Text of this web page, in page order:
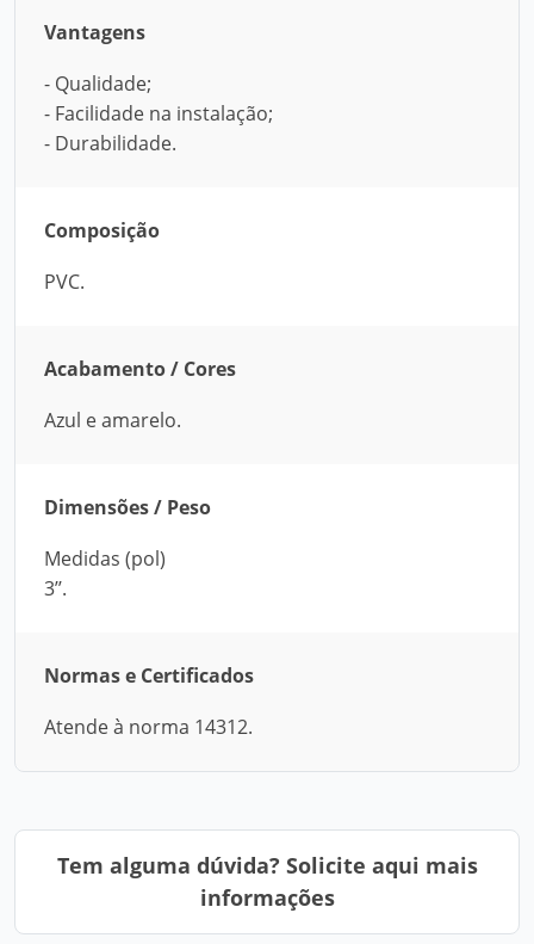
Vantagens
- Qualidade;
- Facilidade na instalação;
- Durabilidade.
Composição
PVC.
Acabamento / Cores
Azul e amarelo.
Dimensões / Peso
Medidas (pol)
3’’.
Normas e Certificados
Atende à norma 14312.
Tem alguma dúvida? Solicite aqui mais
informações